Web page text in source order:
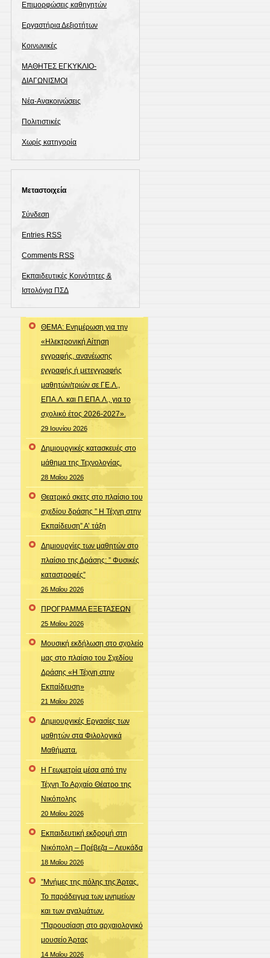
Επιμορφώσεις καθηγητών
Εργαστήρια Δεξιοτήτων
Κοινωνικές
ΜΑΘΗΤΕΣ ΕΓΚΥΚΛΙΟ-
ΔΙΑΓΩΝΙΣΜΟΙ
Νέα-Ανακοινώσεις
Πολιτιστικές
Χωρίς κατηγορία
Μεταστοιχεία
Σύνδεση
Entries RSS
Comments RSS
Εκπαιδευτικές Κοινότητες &
Ιστολόγια ΠΣΔ
ΘΕΜΑ: Ενημέρωση για την
«Ηλεκτρονική Αίτηση
εγγραφής, ανανέωσης
εγγραφής ή μετεγγραφής
μαθητών/τριών σε ΓΕ.Λ.,
ΕΠΑ.Λ. και Π.ΕΠΑ.Λ., για το
σχολικό έτος 2026-2027».
29 Ιουνίου 2026
Δημιουργικές κατασκευές στο
μάθημα της Τεχνολογίας.
28 Μαΐου 2026
Θεατρικό σκετς στο πλαίσιο του
σχεδίου δράσης ” Η Τέχνη στην
Εκπαίδευση” Α’ τάξη
Δημιουργίες των μαθητών στο
πλαίσιο της Δράσης: ” Φυσικές
καταστροφές”
26 Μαΐου 2026
ΠΡΟΓΡΑΜΜΑ ΕΞΕΤΑΣΕΩΝ
25 Μαΐου 2026
Μουσική εκδήλωση στο σχολείο
μας στο πλαίσιο του Σχεδίου
Δράσης «Η Τέχνη στην
Εκπαίδευση»
21 Μαΐου 2026
Δημιουργικές Εργασίες των
μαθητών στα Φιλολογικά
Μαθήματα.
Η Γεωμετρία μέσα από την
Τέχνη Το Αρχαίο Θέατρο της
Νικόπολης
20 Μαΐου 2026
Εκπαιδευτική εκδρομή στη
Νικόπολη – Πρέβεζα – Λευκάδα
18 Μαΐου 2026
”Μνήμες της πόλης της Άρτας.
Το παράδειγμα των μνημείων
και των αγαλμάτων.
”Παρουσίαση στο αρχαιολογικό
μουσείο Άρτας
14 Μαΐου 2026